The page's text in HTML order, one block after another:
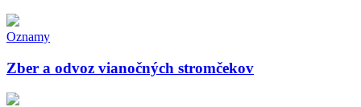
Oznamy
Zber a odvoz vianočných stromčekov